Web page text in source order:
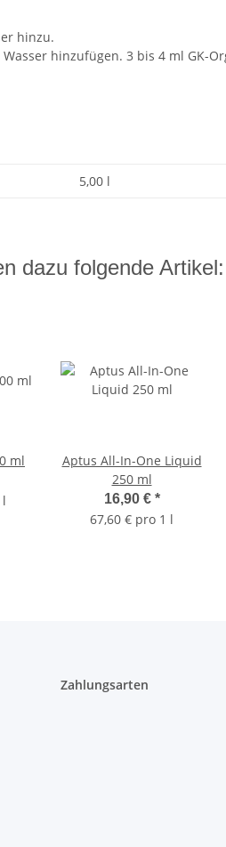
hinzu.
hinzufügen. 3 bis 4 ml GK-
5,00 l
dazu folgende Artikel:
ml
l
Aptus All-In-One Liquid
250 ml
16,90 € *
67,60 € pro 1 l
Zahlungsarten